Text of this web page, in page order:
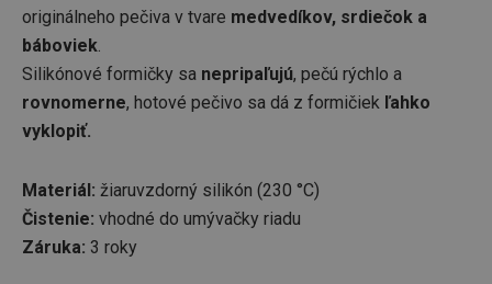
originálneho pečiva v tvare medvedíkov, srdiečok a
báboviek.
Silikónové formičky sa nepripaľujú, pečú rýchlo a
rovnomerne, hotové pečivo sa dá z formičiek ľahko
vyklopiť.
Materiál: žiaruvzdorný silikón (230 °C)
Čistenie: vhodné do umývačky riadu
Záruka: 3 roky